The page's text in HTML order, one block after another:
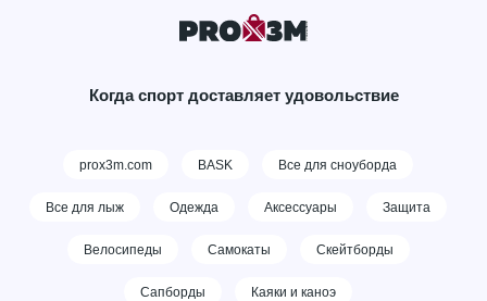
Когда спорт доставляет удовольствие
prox3m.com BASK Все для сноуборда
Все для лыж Одежда Аксессуары Защита
Велосипеды Самокаты Скейтборды
Сапборды Каяки и каноэ